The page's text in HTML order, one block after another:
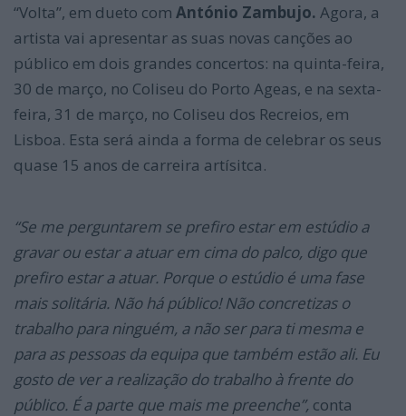
“Volta”, em dueto com António Zambujo. Agora, a
artista vai apresentar as suas novas canções ao
público em dois grandes concertos: na quinta-feira,
30 de março, no Coliseu do Porto Ageas, e na sexta-
feira, 31 de março, no Coliseu dos Recreios, em
Lisboa. Esta será ainda a forma de celebrar os seus
quase 15 anos de carreira artísitca.
“Se me perguntarem se prefiro estar em estúdio a
gravar ou estar a atuar em cima do palco, digo que
prefiro estar a atuar. Porque o estúdio é uma fase
mais solitária. Não há público! Não concretizas o
trabalho para ninguém, a não ser para ti mesma e
para as pessoas da equipa que também estão ali. Eu
gosto de ver a realização do trabalho à frente do
público. É a parte que mais me preenche”, conta